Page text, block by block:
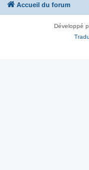
Accueil du forum
Développé